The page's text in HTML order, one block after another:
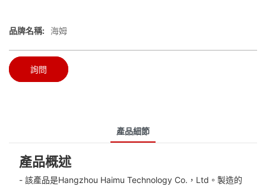
品牌名稱: 海姆
詢問
產品細節
產品概述
- 該產品是Hangzhou Haimu Technology Co.，Ltd。製造的